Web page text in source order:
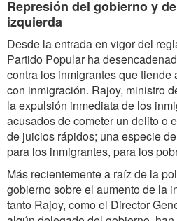
Represión del gobierno y
izquierda
Desde la entrada en vigor del
Partido Popular ha
contra los inmigrantes que
con inmigración. Rajoy, ministro
la expulsión inmediata de los
acusados de cometer un delito o
de juicios rápidos; una especie
para los inmigrantes, para los
Más recientemente a raíz de la
gobierno sobre el aumento de la
tanto Rajoy, como el Director